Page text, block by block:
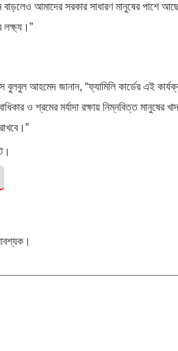
আমাদের সরকার সাধারণ মানুষের পাশে
লক্ষ্য।”
আহমেদ জানান, “ফ্যামিলি কার্ডের এই
ও শ্রমের মর্যাদা রক্ষায় নিম্নবিত্ত